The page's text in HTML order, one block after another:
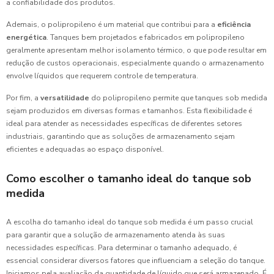
a confiabilidade dos produtos.
Ademais, o polipropileno é um material que contribui para a eficiência
energética. Tanques bem projetados e fabricados em polipropileno
geralmente apresentam melhor isolamento térmico, o que pode resultar em
redução de custos operacionais, especialmente quando o armazenamento
envolve líquidos que requerem controle de temperatura.
Por fim, a versatilidade do polipropileno permite que tanques sob medida
sejam produzidos em diversas formas e tamanhos. Esta flexibilidade é
ideal para atender as necessidades específicas de diferentes setores
industriais, garantindo que as soluções de armazenamento sejam
eficientes e adequadas ao espaço disponível.
Como escolher o tamanho ideal do tanque sob
medida
A escolha do tamanho ideal do tanque sob medida é um passo crucial
para garantir que a solução de armazenamento atenda às suas
necessidades específicas. Para determinar o tamanho adequado, é
essencial considerar diversos fatores que influenciam a seleção do tanque.